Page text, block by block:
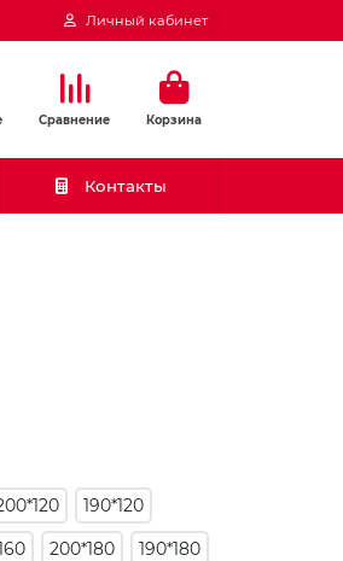
Личный кабинет
Сравнение Корзина
Контакты
190*120
200*180
190*180